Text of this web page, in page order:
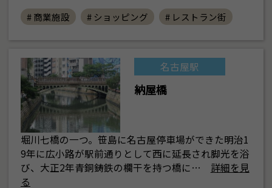
# 商業施設 # ショッピング # レストラン街
名古屋駅
納屋橋
堀川七橋の一つ。笹島に名古屋停車場ができた明治1
9年に広小路が駅前通りとして西に延長され脚光を浴
び、大正2年青銅鋳鉄の欄干を持つ橋に…
詳細を見
る